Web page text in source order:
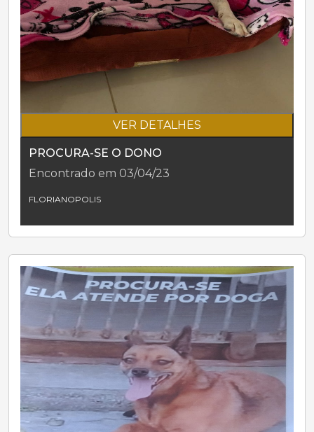
VER DETALHES
PROCURA-SE O DONO
Encontrado em 03/04/23
FLORIANOPOLIS